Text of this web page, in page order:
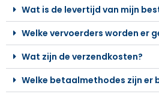
Wat is de levertijd van mijn
Welke vervoerders worden er
Wat zijn de verzendkosten?
Welke betaalmethodes zijn er